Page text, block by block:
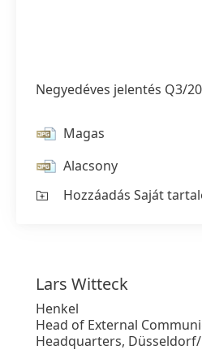
Negyedéves jelentés Q3/
Magas
Alacsony
Hozzáadás Saját
Lars Witteck
Henkel
Head of External
Headquarters,